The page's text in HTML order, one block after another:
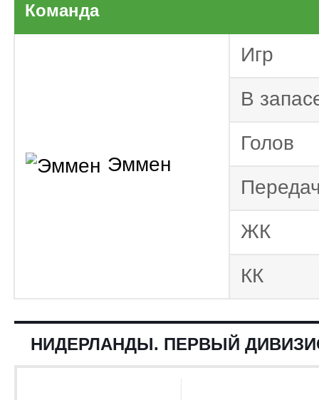
2025/2026
Команда
Эммен
Игр
В
Голов
ЖК
КК
НИДЕРЛАНДЫ. ПЕРВЫЙ